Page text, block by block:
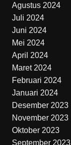
Agustus 2024
Juli 2024
Juni 2024
Mei 2024
April 2024
Maret 2024
Februari 2024
Januari 2024
Desember 2023
November 2023
Oktober 2023
September 2023